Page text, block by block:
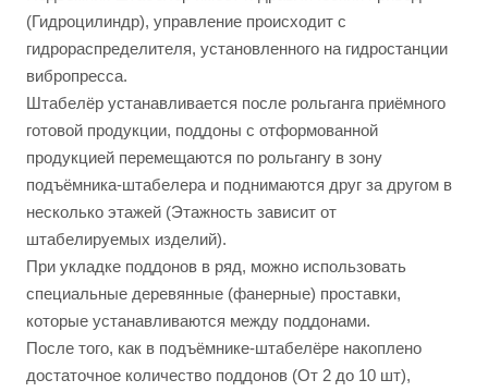
(Гидроцилиндр), управление происходит с
гидрораспределителя, установленного на гидростанции
вибропресса.
Штабелёр устанавливается после рольганга приёмного
готовой продукции, поддоны с отформованной
продукцией перемещаются по рольгангу в зону
подъёмника-штабелера и поднимаются друг за другом в
несколько этажей (Этажность зависит от
штабелируемых изделий).
При укладке поддонов в ряд, можно использовать
специальные деревянные (фанерные) проставки,
которые устанавливаются между поддонами.
После того, как в подъёмнике-штабелёре накоплено
достаточное количество поддонов (От 2 до 10 шт),